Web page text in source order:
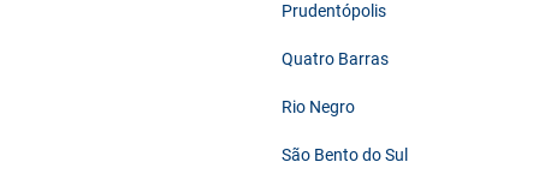
Prudentópolis
Quatro Barras
Rio Negro
São Bento do Sul